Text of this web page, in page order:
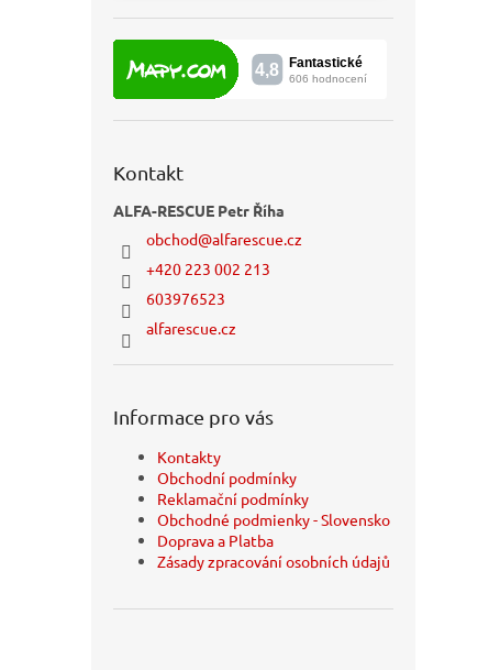
Kontakt
ALFA-RESCUE Petr Říha
obchod@alfarescue.cz
+420 223 002 213
603976523
alfarescue.cz
Informace pro vás
Kontakty
Obchodní podmínky
Reklamační podmínky
Obchodné podmienky - Slovensko
Doprava a Platba
Zásady zpracování osobních údajů